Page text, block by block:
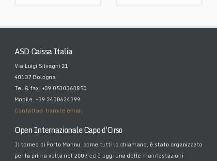
ASD Caissa Italia
Via Luigi Silvagni 21
40137 Bologna
Tel & fax: +39 0510360850
Mobile: +39 3400634399
Contattaci tramite email
Open Internazionale Capo d'Orso
Il torneo di Porto Mannu, come tutti lo chiamano, è stato organizzato
per la prima volta nel 2007 ed è oggi una delle manifestazioni